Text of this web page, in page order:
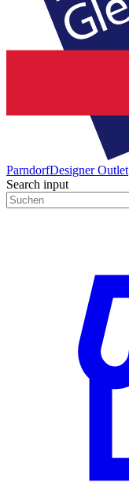
ParndorfDesigner Outlet
Search input